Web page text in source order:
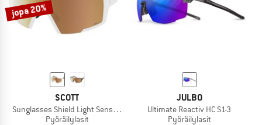
jopa 20%
SCOTT
Sunglasses Shield Light Sensitive S1-3
Pyöräilylasit
JULBO
Ultimate Reactiv HC S1-3
Pyöräilylasit